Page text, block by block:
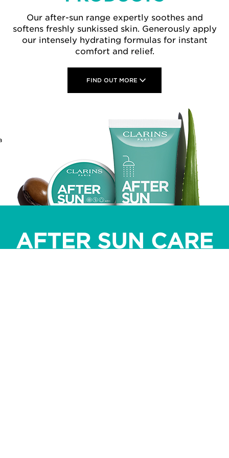
Dry Touch Sun Care
Cream UVA/UVB 30
11.5 ml
Invisible
Oil
Our after-sun range expertly soothes and
softens freshly sunkissed skin. Generously apply
our intensely hydrating formulas for instant
comfort and relief.
FIND OUT MORE
AFTER SUN CARE